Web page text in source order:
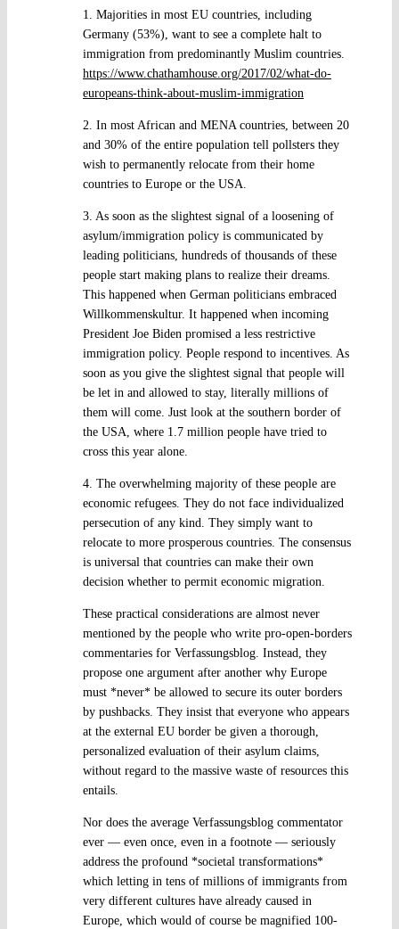
1. Majorities in most EU countries, including
Germany (53%), want to see a complete halt to
immigration from predominantly Muslim countries.
https://www.chathamhouse.org/2017/02/what-do-
europeans-think-about-muslim-immigration
2. In most African and MENA countries, between 20
and 30% of the entire population tell pollsters they
wish to permanently relocate from their home
countries to Europe or the USA.
3. As soon as the slightest signal of a loosening of
asylum/immigration policy is communicated by
leading politicians, hundreds of thousands of these
people start making plans to realize their dreams.
This happened when German politicians embraced
Willkommenskultur. It happened when incoming
President Joe Biden promised a less restrictive
immigration policy. People respond to incentives. As
soon as you give the slightest signal that people will
be let in and allowed to stay, literally millions of
them will come. Just look at the southern border of
the USA, where 1.7 million people have tried to
cross this year alone.
4. The overwhelming majority of these people are
economic refugees. They do not face individualized
persecution of any kind. They simply want to
relocate to more prosperous countries. The consensus
is universal that countries can make their own
decision whether to permit economic migration.
These practical considerations are almost never
mentioned by the people who write pro-open-borders
commentaries for Verfassungsblog. Instead, they
propose one argument after another why Europe
must *never* be allowed to secure its outer borders
by pushbacks. They insist that everyone who appears
at the external EU border be given a thorough,
personalized evaluation of their asylum claims,
without regard to the massive waste of resources this
entails.
Nor does the average Verfassungsblog commentator
ever — even once, even in a footnote — seriously
address the profound *societal transformations*
which letting in tens of millions of immigrants from
very different cultures have already caused in
Europe, which would of course be magnified 100-